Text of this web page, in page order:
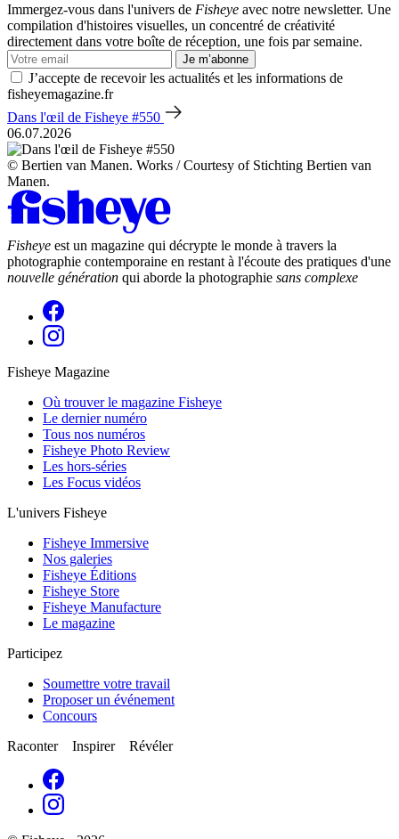
Immergez-vous dans l'univers de Fisheye avec notre newsletter. Une
compilation d'histoires visuelles, un concentré de créativité
directement dans votre boîte de réception, une fois par semaine.
Je m’abonne
J’accepte de recevoir les actualités et les informations de
fisheyemagazine.fr
Dans l'œil de Fisheye #550
06.07.2026
© Bertien van Manen. Works / Courtesy of Stichting Bertien van
Manen.
Fisheye est un magazine qui décrypte le monde à travers la
photographie contemporaine en restant à l'écoute des pratiques d'une
nouvelle génération qui aborde la photographie sans complexe
Fisheye Magazine
Où trouver le magazine Fisheye
Le dernier numéro
Tous nos numéros
Fisheye Photo Review
Les hors-séries
Les Focus vidéos
L'univers Fisheye
Fisheye Immersive
Nos galeries
Fisheye Éditions
Fisheye Store
Fisheye Manufacture
Le magazine
Participez
Soumettre votre travail
Proposer un événement
Concours
Raconter Inspirer Révéler